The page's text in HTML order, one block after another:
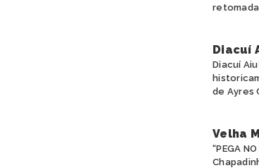
Diacuí
Diacuí
de Ayres
Velha
“PEGA